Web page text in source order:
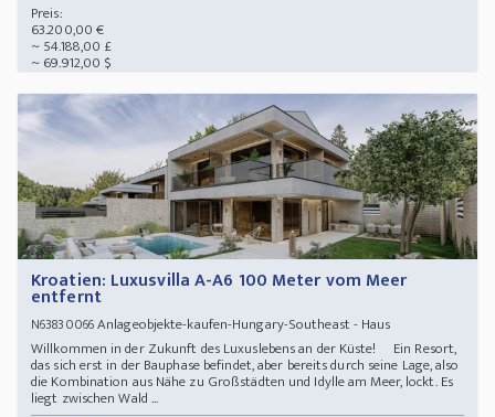
Preis:
63.200,00 €
~ 54.188,00 £
~ 69.912,00 $
Kroatien: Luxusvilla A-A6 100 Meter vom Meer
entfernt
N63830066Anlageobjekte-kaufen-Hungary-Southeast - Haus
Willkommen in der Zukunft des Luxuslebens an der Küste! Ein Resort,
das sich erst in der Bauphase befindet, aber bereits durch seine Lage, also
die Kombination aus Nähe zu Großstädten und Idylle am Meer, lockt. Es
liegt zwischen Wald ...